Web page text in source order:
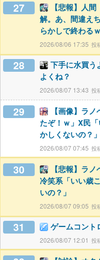
27
【悲報】人
解。あ、間違え
らかしで終わる
2026/08/06 17:35
28
下手に水買う
よくね？
2026/08/07 13:43
29
【画像】ラ
たぞ！ｗ」X民
かしくないの？
2026/08/07 07:45
30
【悲報】ラ
冷笑系「いい歳
いの？」
2026/08/07 09:05
31 ゲームコント
2026/08/07 12:01